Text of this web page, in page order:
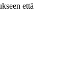
että